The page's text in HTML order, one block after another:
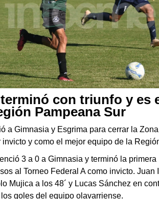
con triunfo y es
Pampeana Sur
a Gimnasia y Esgrima para cerrar la
invicto y como el mejor equipo de la
3 a 0 a Gimnasia y terminó la
al Torneo Federal A como invicto.
Mujica a los 48´ y Lucas Sánchez en
los goles del equipo olavarriense.